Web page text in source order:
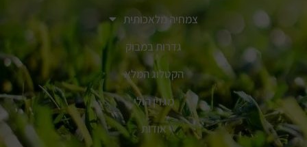
צמחיה מלאכותית
גדרות במבוק
הקטלוג המלא
מגזין הולי
אודות